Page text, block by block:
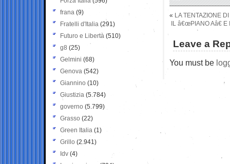
« LA TENTAZIONE
IL â€œPIANO Aâ€
Leave a
You must be
frana (9)
Fratelli d'Italia (291)
Futuro e Libertà (510)
g8 (25)
Gelmini (68)
Genova (542)
Giannino (10)
Giustizia (5.784)
governo (5.799)
Grasso (22)
Green Italia (1)
Grillo (2.941)
Idv (4)